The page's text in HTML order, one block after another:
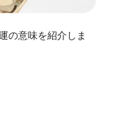
の意味を紹介しま